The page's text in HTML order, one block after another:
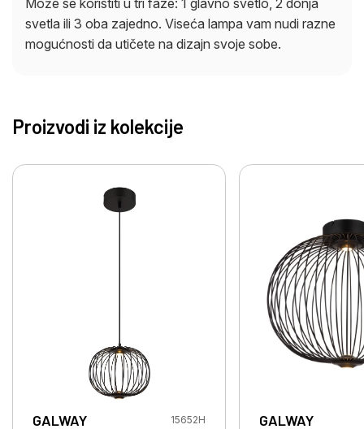
svetla ili 3 oba zajedno. Viseća lampa vam nudi razne
mogućnosti da utičete na dizajn svoje sobe.
Proizvodi iz kolekcije
GALWAY 15652H GALWAY